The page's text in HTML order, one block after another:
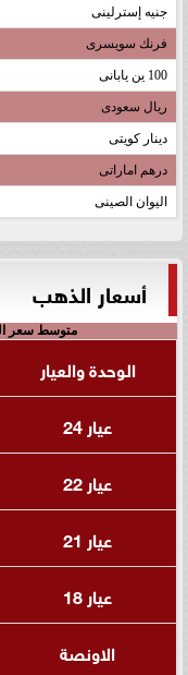
جنيه إسترلينى
فرنك سويسرى
100 ين يابانى
ريال سعودى
دينار كويتى
درهم اماراتى
اليوان الصينى
أسعار الذهب
متوسط سعر
الوحدة والعيار
عيار 24
عيار 22
عيار 21
عيار 18
الاونصة